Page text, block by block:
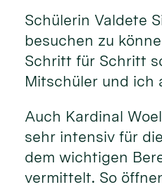
Schülerin Valdete
besuchen zu
Schritt für Schritt
Mitschüler und ich
Auch Kardinal
sehr intensiv für
dem wichtigen
vermittelt. So